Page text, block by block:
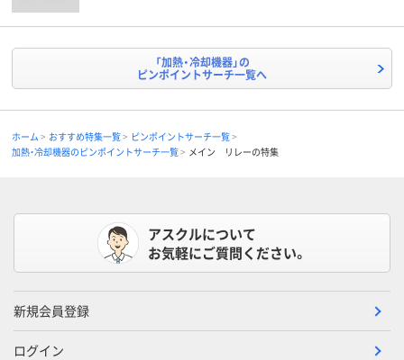
「加熱・冷却機器」の
ピンポイントサーチ一覧へ
ホーム おすすめ特集一覧
ピンポイントサーチ一覧
加熱・冷却機器のピンポイントサーチ一覧
メイン リレーの特集
アスクルについて
お気軽にご質問ください。
新規会員登録
ログイン